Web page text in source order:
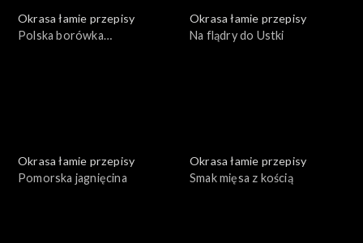
Okrasa łamie przepisy
Polska borówka
Okrasa łamie przepisy
Na flądry do Ustki
Okrasa łamie przepisy
Pomorska jagnięcina
Okrasa łamie przepisy
Smak mięsa z kością